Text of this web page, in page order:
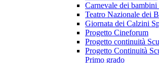
Carnevale dei bambini
Teatro Nazionale dei
Giornata dei Calzini
Progetto Cineforum
Progetto continuità
Progetto Continuità
Primo grado